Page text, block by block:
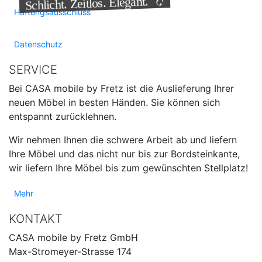
Haftungsausschluss
Datenschutz
SERVICE
Bei CASA mobile by Fretz ist die Auslieferung Ihrer
neuen Möbel in besten Händen. Sie können sich
entspannt zurücklehnen.
Wir nehmen Ihnen die schwere Arbeit ab und liefern
Ihre Möbel und das nicht nur bis zur Bordsteinkante,
wir liefern Ihre Möbel bis zum gewünschten Stellplatz!
Mehr
KONTAKT
CASA mobile by Fretz GmbH
Max-Stromeyer-Strasse 174